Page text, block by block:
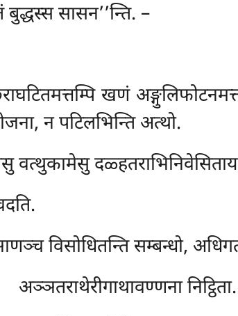
सासन’’न्ति. –
खणं
न पटिलभिन्ति अत्थो.
वत्थुकामेसु दळ्हतराभिनिवेसिताय
विसोधितन्ति सम्बन्धो,
अञ्ञतराथेरीगाथावण्णना निट्ठिता.